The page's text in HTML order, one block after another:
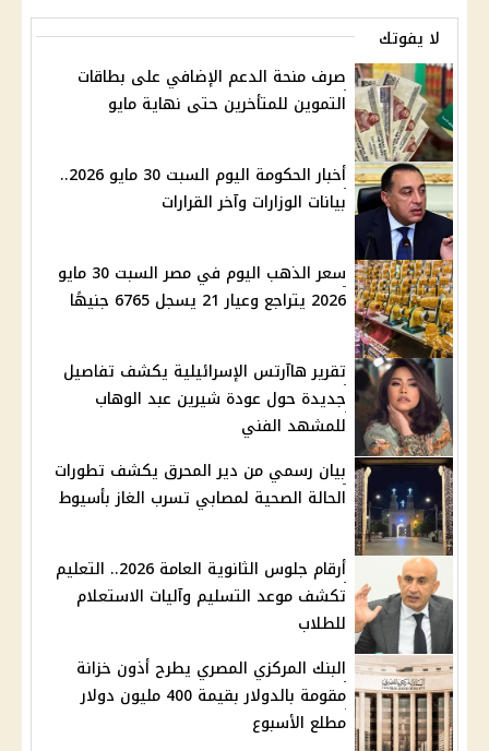
لا يفوتك
صرف منحة الدعم الإضافي على بطاقات
التموين للمتأخرين حتى نهاية مايو
أخبار الحكومة اليوم السبت 30 مايو 2026..
بيانات الوزارات وآخر القرارات
سعر الذهب اليوم في مصر السبت 30 مايو
2026 يتراجع وعيار 21 يسجل 6765 جنيهًا
تقرير هاآرتس الإسرائيلية يكشف تفاصيل
جديدة حول عودة شيرين عبد الوهاب
للمشهد الفني
بيان رسمي من دير المحرق يكشف تطورات
الحالة الصحية لمصابي تسرب الغاز بأسيوط
أرقام جلوس الثانوية العامة 2026.. التعليم
تكشف موعد التسليم وآليات الاستعلام
للطلاب
البنك المركزي المصري يطرح أذون خزانة
مقومة بالدولار بقيمة 400 مليون دولار
مطلع الأسبوع